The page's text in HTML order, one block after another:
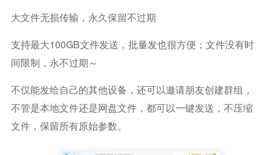
大文件无损传输，永久保留不过期
支持最大100GB文件发送，批量发也很方便；文件没有时
间限制，永不过期～
不仅能发给自己的其他设备，还可以邀请朋友创建群组，
不管是本地文件还是网盘文件，都可以一键发送，不压缩
文件，保留所有原始参数。